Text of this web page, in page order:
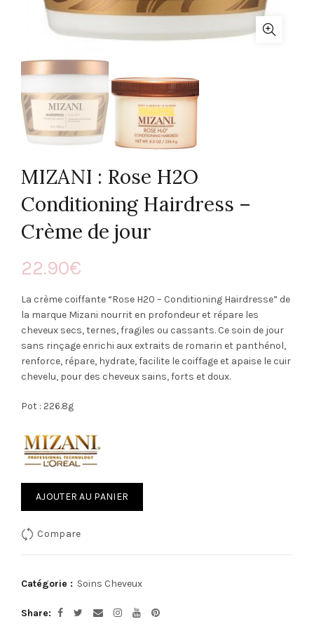
MIZANI : Rose H2O
Conditioning Hairdress –
Crème de jour
22.90€
La crème coiffante “Rose H20 – Conditioning Hairdresse” de
la marque Mizani nourrit en profondeur et répare les
cheveux secs, ternes, fragiles ou cassants. Ce soin de jour
sans rinçage enrichi aux extraits de romarin et panthénol,
renforce, répare, hydrate, facilite le coiffage et apaise le cuir
chevelu, pour des cheveux sains, forts et doux.
Pot : 226.8g
AJOUTER AU PANIER
Compare
Catégorie : Soins Cheveux
Share